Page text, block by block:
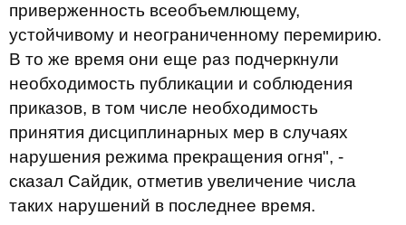
приверженность всеобъемлющему,
устойчивому и неограниченному перемирию.
В то же время они еще раз подчеркнули
необходимость публикации и соблюдения
приказов, в том числе необходимость
принятия дисциплинарных мер в случаях
нарушения режима прекращения огня", -
сказал Сайдик, отметив увеличение числа
таких нарушений в последнее время.